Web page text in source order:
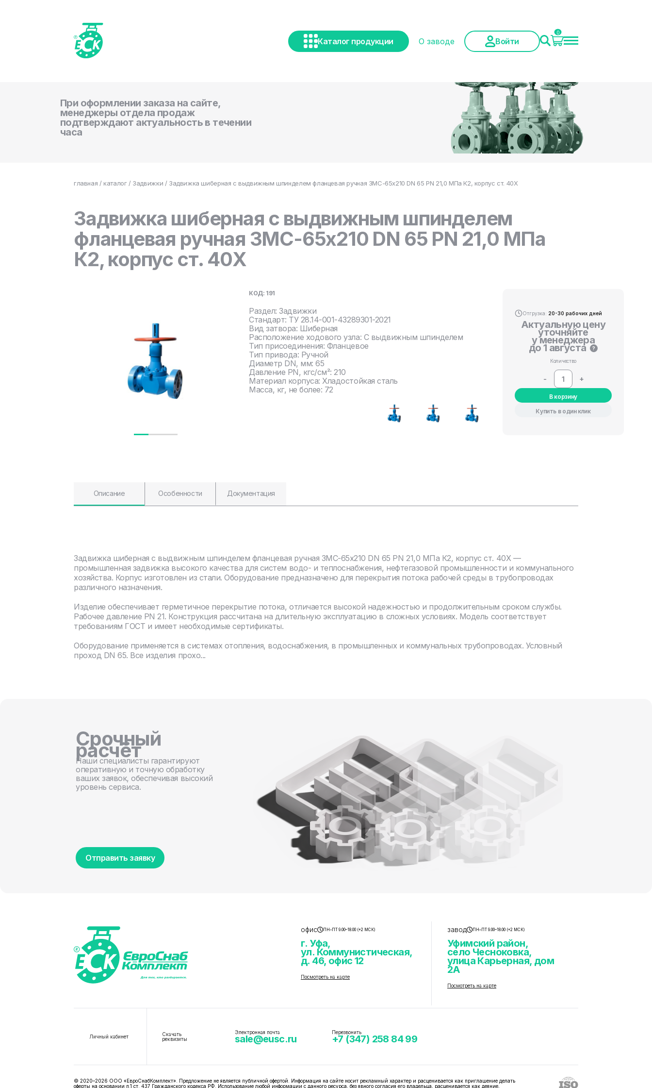
Каталог продукции О заводе Войти
0
При оформлении заказа на сайте,
менеджеры отдела продаж
подтверждают актуальность в течении
часа
главная / каталог/ Задвижки / Задвижка шиберная с выдвижным шпинделем фланцевая ручная ЗМС-65х210 DN 65 PN 21,0 МПа К2, корпус ст. 40Х
Задвижка шиберная с выдвижным шпинделем
фланцевая ручная ЗМС-65х210 DN 65 PN 21,0 МПа
К2, корпус ст. 40Х
КОД: 191
Раздел: Задвижки
Стандарт: ТУ 28.14-001-43289301-2021
Вид затвора: Шиберная
Расположение ходового узла: С выдвижным шпинделем
Тип присоединения: Фланцевое
Тип привода: Ручной
Диаметр DN, мм: 65
Давление PN, кгс/см²: 210
Материал корпуса: Хладостойкая сталь
Масса, кг, не более: 72
Отгрузка: 20-30 рабочих дней
Актуальную цену
уточняйте
у менеджера
до 1 августа ?
Количество
- +
В корзину
Купить в один клик
Описание Особенности Документация
Задвижка шиберная с выдвижным шпинделем фланцевая ручная ЗМС-65х210 DN 65 PN 21,0 МПа К2, корпус ст. 40Х —
промышленная задвижка высокого качества для систем водо- и теплоснабжения, нефтегазовой промышленности и коммунального
хозяйства. Корпус изготовлен из стали. Оборудование предназначено для перекрытия потока рабочей среды в трубопроводах
различного назначения.
Изделие обеспечивает герметичное перекрытие потока, отличается высокой надежностью и продолжительным сроком службы.
Рабочее давление PN 21. Конструкция рассчитана на длительную эксплуатацию в сложных условиях. Модель соответствует
требованиям ГОСТ и имеет необходимые сертификаты.
Оборудование применяется в системах отопления, водоснабжения, в промышленных и коммунальных трубопроводах. Условный
проход DN 65. Все изделия прохо...
Срочный
расчёт
Наши специалисты гарантируют
оперативную и точную обработку
ваших заявок, обеспечивая высокий
уровень сервиса.
Отправить заявку
офис ПН–ПТ 9.00–18.00 (+2 МСК)
г. Уфа,
ул. Коммунистическая,
д. 46, офис 12
Посмотреть на карте
завод ПН–ПТ 9.00–18.00 (+2 МСК)
Уфимский район,
село Чесноковка,
улица Карьерная, дом
2А
Посмотреть на карте
Личный кабинет
Скачать
реквизиты
Электронная почта
sale@eusc.ru
Перезвонить
+7 (347) 258 84 99
© 2020–2026 ООО «ЕвроСнабКомплект». Предложение не является публичной офертой. Информация на сайте носит рекламный характер и расценивается как приглашение делать
оферты на основании п.1 ст. 437 Гражданского кодекса РФ. Использование любой информации с данного ресурса, без явного согласия его владельца, расценивается как деяние,